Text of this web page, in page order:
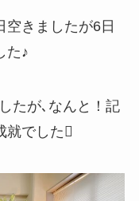
空きましたが6日
た♪
たが､なんと！記
就でした